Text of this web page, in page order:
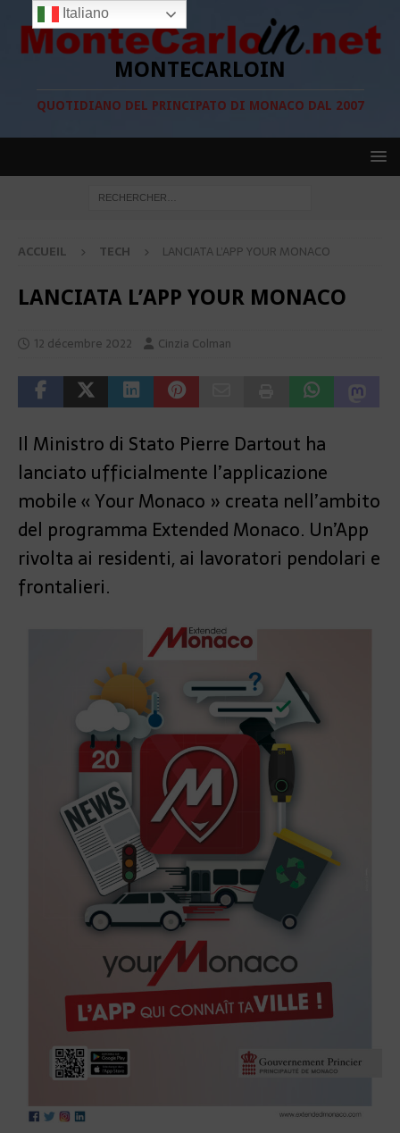
MONTECARLOIN
QUOTIDIANO DEL PRINCIPATO DI MONACO DAL 2007
ACCUEIL TECH LANCIATA L’APP YOUR MONACO
LANCIATA L’APP YOUR MONACO
12 décembre 2022 Cinzia Colman
Il Ministro di Stato Pierre Dartout ha
lanciato ufficialmente l’applicazione
mobile « Your Monaco » creata nell’ambito
del programma Extended Monaco. Un’App
rivolta ai residenti, ai lavoratori pendolari e
frontalieri.
Italiano